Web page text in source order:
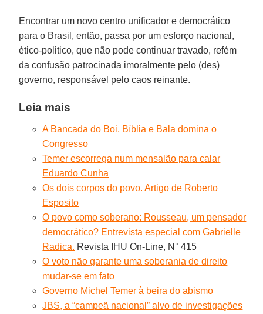
Encontrar um novo centro unificador e democrático
para o Brasil, então, passa por um esforço nacional,
ético-politico, que não pode continuar travado, refém
da confusão patrocinada imoralmente pelo (des)
governo, responsável pelo caos reinante.
Leia mais
A Bancada do Boi, Bíblia e Bala domina o
Congresso
Temer escorrega num mensalão para calar
Eduardo Cunha
Os dois corpos do povo. Artigo de Roberto
Esposito
O povo como soberano: Rousseau, um pensador
democrático? Entrevista especial com Gabrielle
Radica. Revista IHU On-Line, N° 415
O voto não garante uma soberania de direito
mudar-se em fato
Governo Michel Temer à beira do abismo
JBS, a “campeã nacional” alvo de investigações